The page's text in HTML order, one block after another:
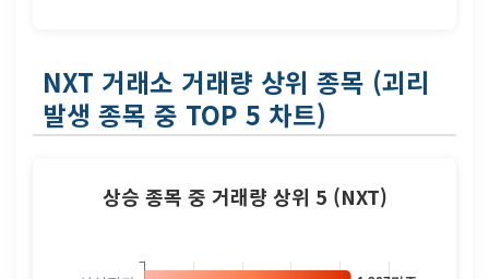
NXT 거래소 거래량 상위 종목 (괴리
발생 종목 중 TOP 5 차트)
상승 종목 중 거래량 상위 5 (NXT)